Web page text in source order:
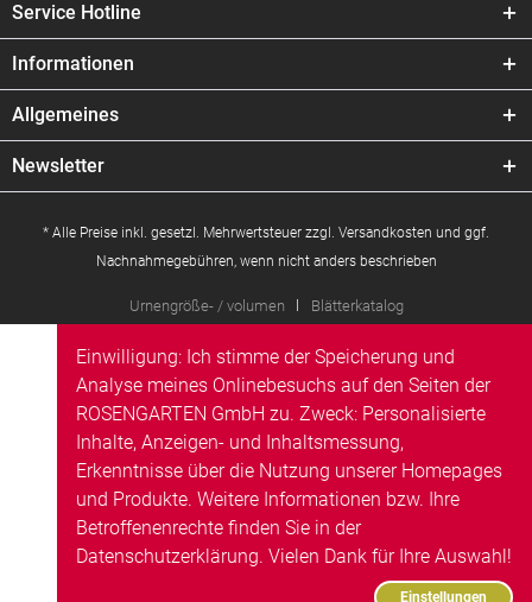
Service Hotline
Informationen
Allgemeines
Newsletter
* Alle Preise inkl. gesetzl. Mehrwertsteuer zzgl. Versandkosten und ggf.
Nachnahmegebühren, wenn nicht anders beschrieben
Urnengröße- / volumen Blätterkatalog
Einwilligung: Ich stimme der Speicherung und
Analyse meines Onlinebesuchs auf den Seiten der
ROSENGARTEN GmbH zu. Zweck: Personalisierte
Inhalte, Anzeigen- und Inhaltsmessung,
Erkenntnisse über die Nutzung unserer Homepages
und Produkte. Weitere Informationen bzw. Ihre
Betroffenenrechte finden Sie in der
Datenschutzerklärung. Vielen Dank für Ihre Auswahl!
Einstellungen